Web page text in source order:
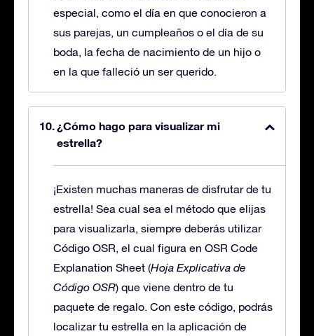
especial, como el día en que conocieron a
sus parejas, un cumpleaños o el día de su
boda, la fecha de nacimiento de un hijo o
en la que falleció un ser querido.
¿Cómo hago para visualizar mi
estrella?
¡Existen muchas maneras de disfrutar de tu
estrella! Sea cual sea el método que elijas
para visualizarla, siempre deberás utilizar
Código OSR, el cual figura en OSR Code
Explanation Sheet (Hoja Explicativa de
Código OSR) que viene dentro de tu
paquete de regalo. Con este código, podrás
localizar tu estrella en la aplicación de